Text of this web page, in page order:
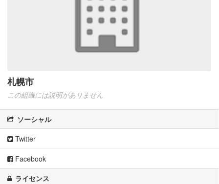
札幌市
この組織には説明がありません
ソーシャル
Twitter
Facebook
ライセンス